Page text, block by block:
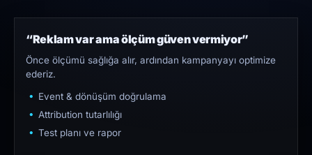
“Reklam var ama ölçüm güven vermiyor”
Önce ölçümü sağlığa alır, ardından kampanyayı optimize
ederiz.
Event & dönüşüm doğrulama
Attribution tutarlılığı
Test planı ve rapor